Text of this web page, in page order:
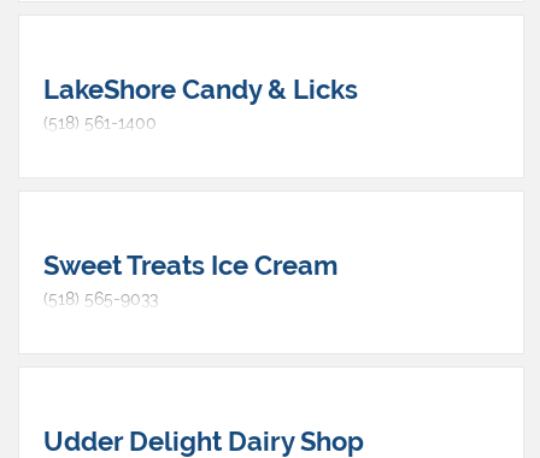
LakeShore Candy & Licks
(518) 561-1400
Sweet Treats Ice Cream
(518) 565-9033
Udder Delight Dairy Shop